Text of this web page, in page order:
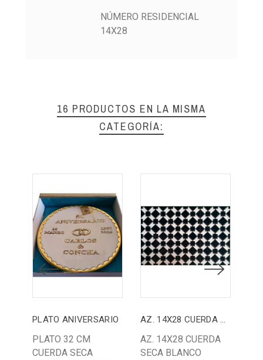
NÚMERO RESIDENCIAL
14X28
16 PRODUCTOS EN LA MISMA
CATEGORÍA:
PLATO ANIVERSARIO
PLATO 32 CM
CUERDA SECA
AZ. 14X28 CUERDA SECA
AZ. 14X28 CUERDA
SECA BLANCO